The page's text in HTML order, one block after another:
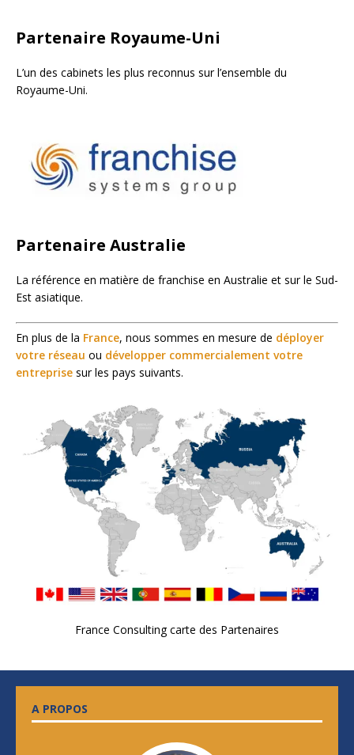
Partenaire Royaume-Uni
L’un des cabinets les plus reconnus sur l’ensemble du
Royaume-Uni.
Partenaire Australie
La référence en matière de franchise en Australie et sur le Sud-
Est asiatique.
En plus de la France, nous sommes en mesure de déployer
votre réseau ou développer commercialement votre
entreprise sur les pays suivants.
France Consulting carte des Partenaires
A PROPOS